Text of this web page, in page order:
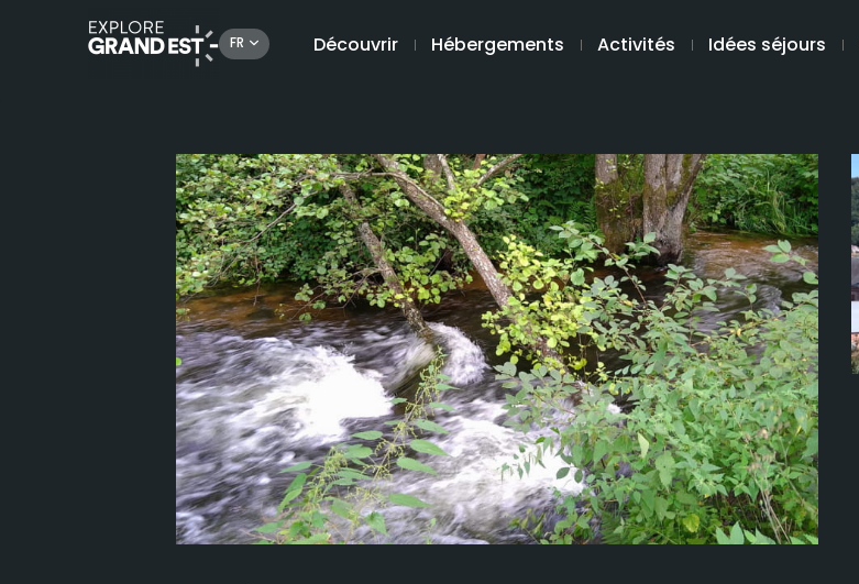
FR Découvrir Hébergements Activités Idées séjours